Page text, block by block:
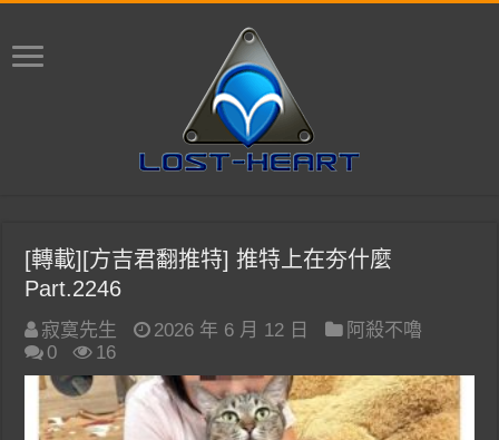
[轉載][方吉君翻推特] 推特上在夯什麼
Part.2246
寂寞先生 2026 年 6 月 12 日
阿殺不嚕
0
16